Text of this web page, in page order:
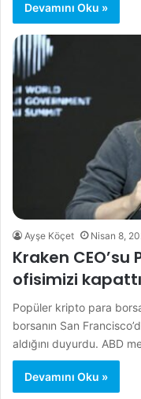
Devamını Oku »
Ayşe Köçet Nisan 8,
Kraken
ofisimizi
Popüler kripto para
borsanın San
aldığını duyurdu. ABD
Devamını Oku »